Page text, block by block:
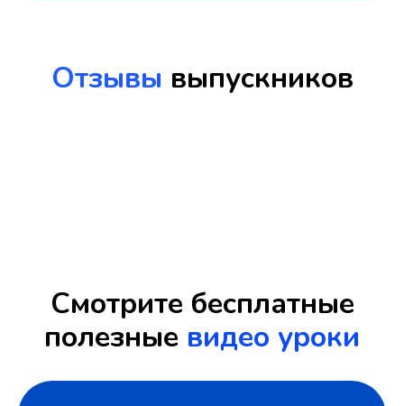
Отзывы выпускников
Смотрите бесплатные
полезные видео уроки